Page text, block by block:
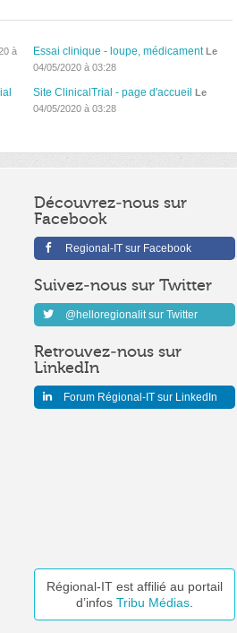
à
Essai clinique - loupe, médicament Le
04/05/2020 à 03:28
Site ClinicalTrial - page d'accueil Le
04/05/2020 à 03:28
Découvrez-nous sur
Facebook
Regional-IT sur Facebook
Suivez-nous sur Twitter
@helloregionalit sur Twitter
Retrouvez-nous sur
LinkedIn
Forum Régional-IT sur LinkedIn
Régional-IT est affilié au portail
d’infos Tribu Médias